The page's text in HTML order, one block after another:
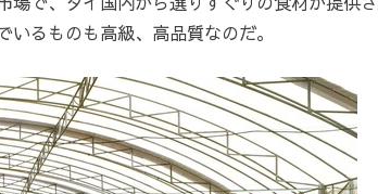
るものも高級、高品質なのだ。